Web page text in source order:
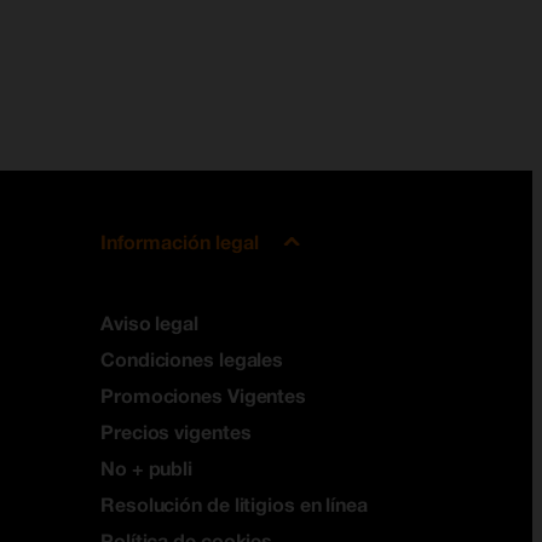
Información legal
Aviso legal
Condiciones legales
Promociones Vigentes
Precios vigentes
No + publi
Resolución de litigios en línea